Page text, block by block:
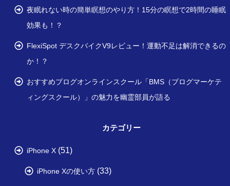
夜眠れない時の簡単瞑想のやり方！15分の瞑想で2時間の睡眠
効果も！？
FlexiSpot デスクバイクV9レビュー！運動不足は解消できるの
か！？
おすすめブログオンラインスクール「BMS（ブログマーケテ
ィングスクール）」の魅力を幽霊部員が語る
カテゴリー
iPhone X (51)
iPhone Xの使い方 (33)